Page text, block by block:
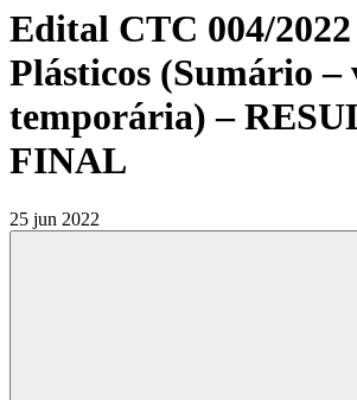
Edital CTC 004/
Plásticos (Sumário –
temporária) –
FINAL
25 jun 2022